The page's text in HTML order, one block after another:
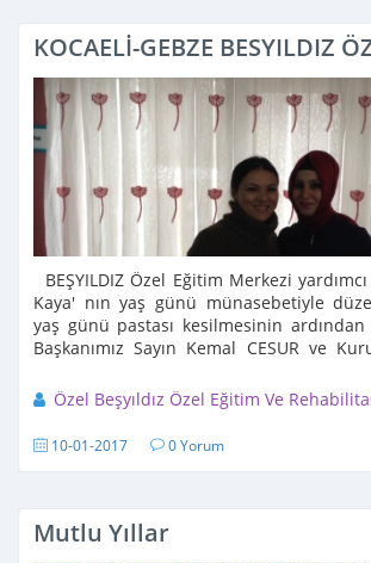
KOCAELİ-GEBZE BESYILDIZ
BEŞYILDIZ Özel Eğitim Merkezi
Kaya' nın yaş günü münasebetiyle
yaş günü pastası kesilmesinin
Başkanımız Sayın Kemal CESUR ve
Özel Beşyıldız Özel Eğitim Ve
10-01-2017 0 Yorum
Mutlu Yıllar